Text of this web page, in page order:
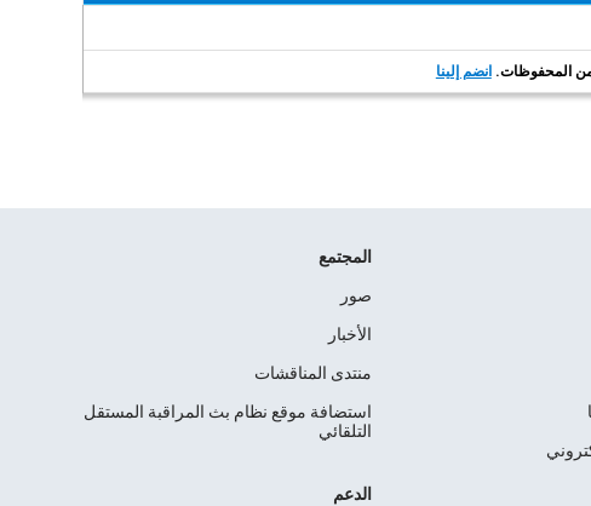
انضم إلينا
المجتمع
صور
الأخبار
منتدى المناقشات
استضافة موقع نظام بث المراقبة المستقل
التلقائي
الدعم